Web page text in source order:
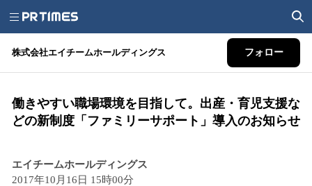
株式会社エイチームホールディングス フォロー
働きやすい職場環境を目指して。出産・育児支援な
どの新制度「ファミリーサポート」導入のお知らせ
エイチームホールディングス
2017年10月16日 15時00分